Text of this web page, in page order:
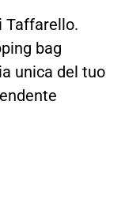
Taffarello.
bag
unica del tuo